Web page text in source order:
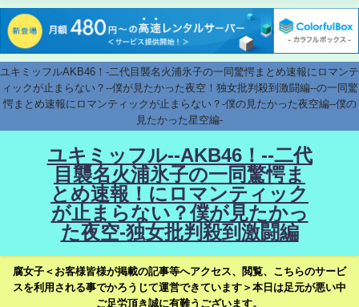
ユキミッフルAKB46！-二代目襲名火浦氷子の一同驚愕まとめ速報にロマンテ
ィックが止まらない？--僕が見たかった夜空！独女批判殺到激闘編--の一同驚
愕まとめ速報にロマンティックが止まらない？-僕の見たかった夜空編--僕の
見たかった星空編-
ユキミッフル--AKB46！--二代
目襲名火浦氷子の一同驚愕ま
とめ速報！にロマンティック
が止まらない？僕が見たかっ
た夜空-独女批判殺到激闘編
腐女子＜お客様皆様が掲載の記事等へアクセス、閲覧、こちらのサービ
スを利用される事でかろうじて運営できています＞本日は足元が悪い中
ご足労頂き誠に有難うございます。